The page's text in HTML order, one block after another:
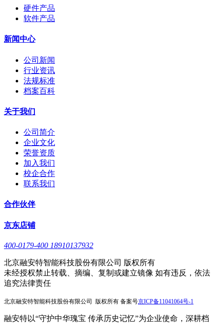
硬件产品
软件产品
新闻中心
公司新闻
行业资讯
法规标准
档案百科
关于我们
公司简介
企业文化
荣誉资质
加入我们
校企合作
联系我们
合作伙伴
京东店铺
400-0179-400 18910137932
北京融安特智能科技股份有限公司 版权所有
未经授权禁止转载、摘编、复制或建立镜像 如有违反，依法
追究法律责任
北京融安特智能科技股份有限公司 版权所有 备案号京ICP备11041064号-1
融安特以“守护中华瑰宝 传承历史记忆”为企业使命，深耕档